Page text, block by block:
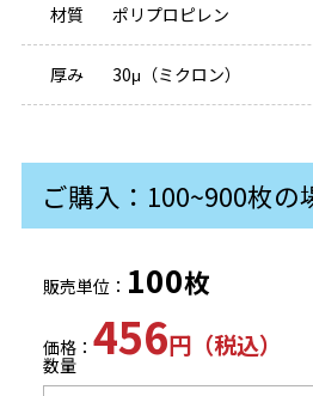
材質 ポリプロピレン
厚み 30μ（ミクロン）
ご購入：100~900枚の
販売単位： 100枚
価格： 456円（税込）
数量